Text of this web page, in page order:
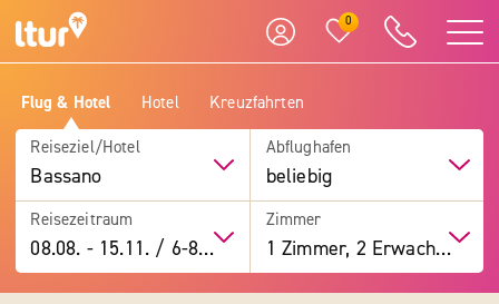
0
Flug & Hotel Hotel Kreuzfahrten
Reiseziel/Hotel
Bassano
Abflughafen
beliebig
Reisezeitraum
08.08. -15.11. / 6-8 Tage
Zimmer
1 Zimmer, 2 Erwachsene